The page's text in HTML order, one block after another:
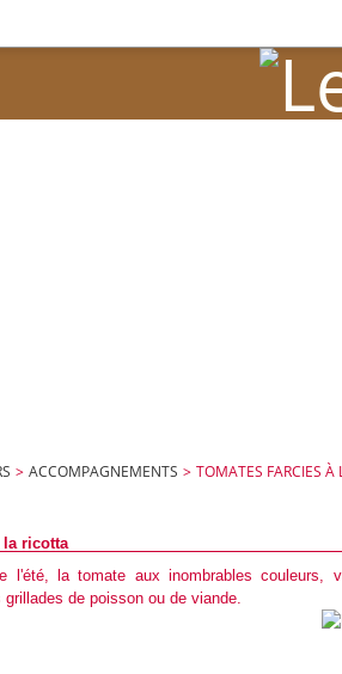
> ACCOMPAGNEMENTS > TOMATES FARCIES À
la ricotta
l'été, la tomate aux inombrables
de poisson ou de viande.